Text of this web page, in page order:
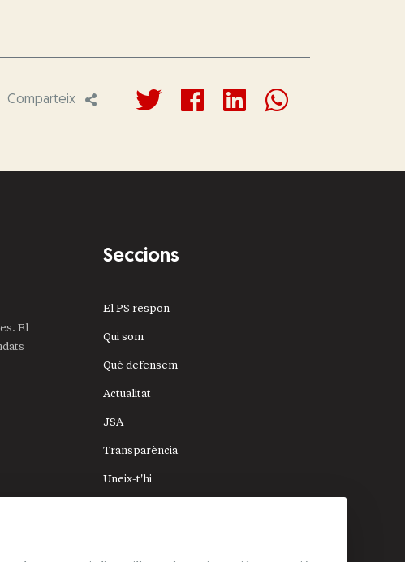
Comparteix
El
Seccions
El PS respon
Qui som
Què defensem
Actualitat
JSA
Transparència
Uneix-t'hi